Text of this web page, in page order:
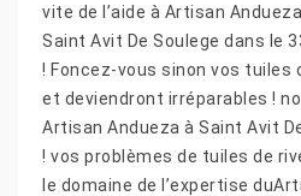
vite de l’aide à Artisan
Saint Avit De Soulege dans le
! Foncez-vous sinon vos tuiles
et deviendront irréparables !
Artisan Andueza à Saint Avit
! vos problèmes de tuiles de
le domaine de l’expertise